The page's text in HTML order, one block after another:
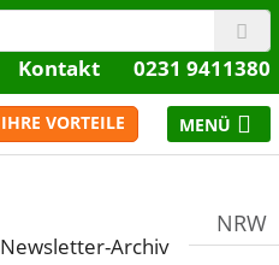
Kontakt 0231 9411380
IHRE VORTEILE
NRW
Newsletter-Archiv